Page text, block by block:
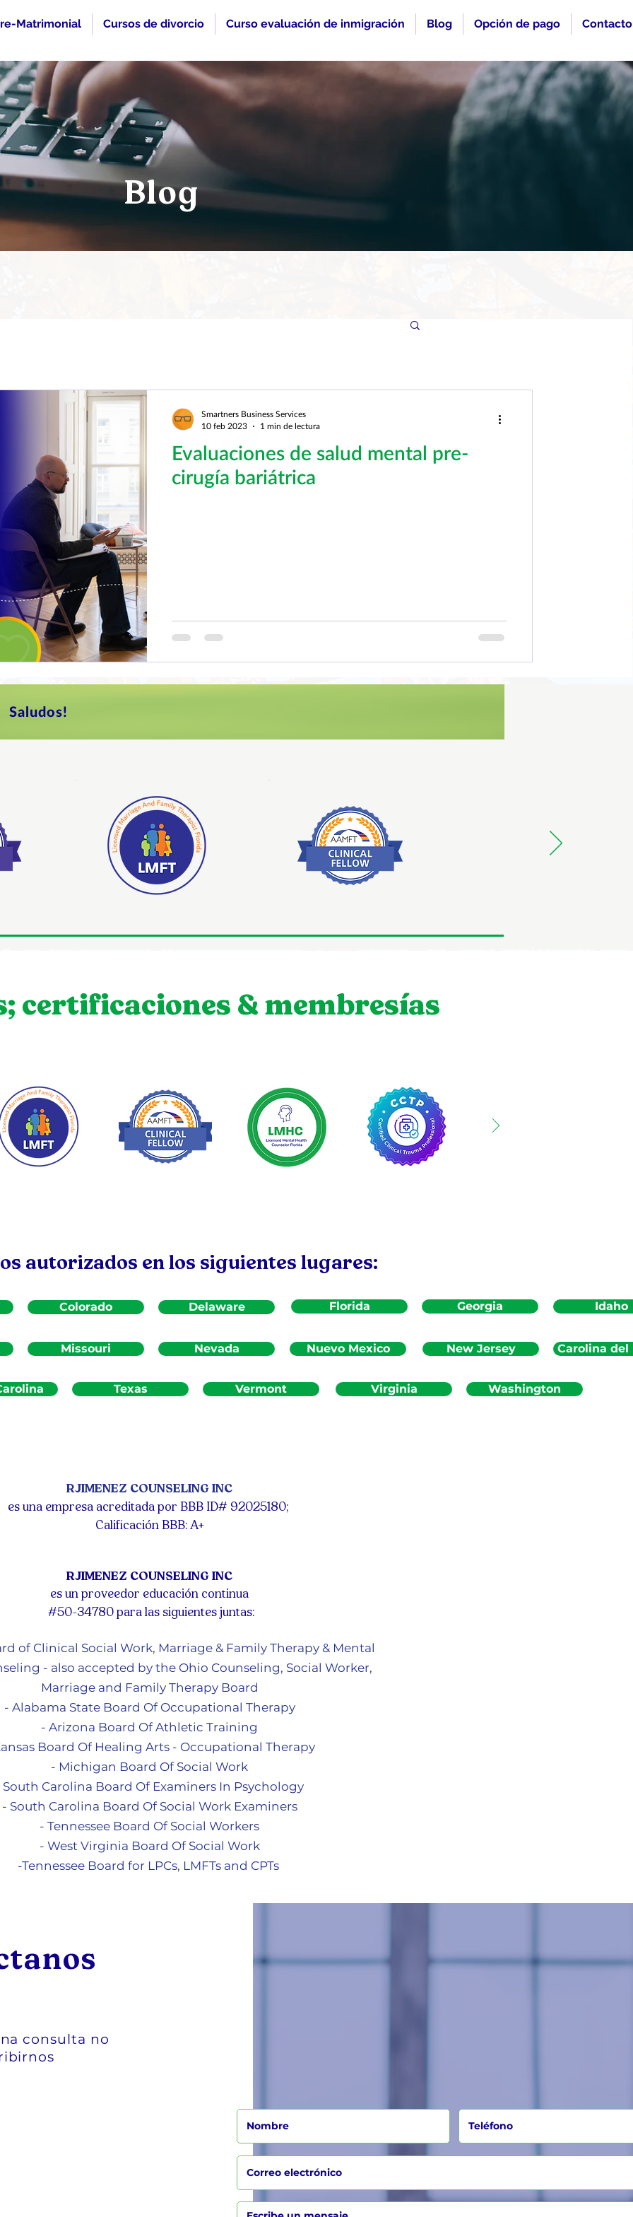
Matrimonial Cursos de divorcio Curso evaluación de inmigración Blog Opción de pago Contacto
Blog
Evaluaciones de salud mental pre-
cirugía bariátrica
Smartners Business Services
10 feb 2023
1 min de lectura
Saludos!
certificaciones & membresías
RJIMENEZ COUNSELING INC
es una empresa acreditada por BBB ID# 92025180;
Calificación BBB: A+
RJIMENEZ COUNSELING INC
es un proveedor educación continua
#50-34780 para las siguientes juntas:
of Clinical Social Work, Marriage & Family Therapy & Mental
- also accepted by the Ohio Counseling, Social Worker,
Marriage and Family Therapy Board
- Alabama State Board Of Occupational Therapy
- Arizona Board Of Athletic Training
Board Of Healing Arts - Occupational Therapy
- Michigan Board Of Social Work
South Carolina Board Of Examiners In Psychology
- South Carolina Board Of Social Work Examiners
- Tennessee Board Of Social Workers
- West Virginia Board Of Social Work
-Tennessee Board for LPCs, LMFTs and CPTs
consulta no
autorizados en los siguientes lugares:
Colorado Delaware Florida Georgia Idaho
Missouri Nevada Nuevo Mexico New Jersey Carolina del
Texas Vermont Virginia Washington